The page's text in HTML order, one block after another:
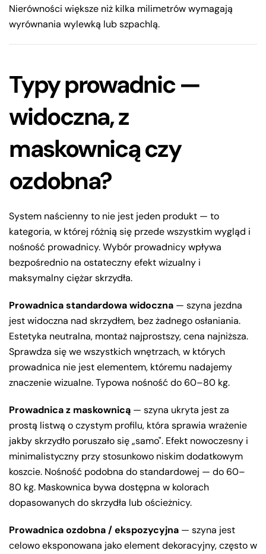
Nierówności większe niż kilka milimetrów wymagają
wyrównania wylewką lub szpachlą.
Typy prowadnic —
widoczna, z
maskownicą czy
ozdobna?
System naścienny to nie jest jeden produkt — to
kategoria, w której różnią się przede wszystkim wygląd i
nośność prowadnicy. Wybór prowadnicy wpływa
bezpośrednio na ostateczny efekt wizualny i
maksymalny ciężar skrzydła.
Prowadnica standardowa widoczna — szyna jezdna
jest widoczna nad skrzydłem, bez żadnego osłaniania.
Estetyka neutralna, montaż najprostszy, cena najniższa.
Sprawdza się we wszystkich wnętrzach, w których
prowadnica nie jest elementem, któremu nadajemy
znaczenie wizualne. Typowa nośność do 60–80 kg.
Prowadnica z maskownicą — szyna ukryta jest za
prostą listwą o czystym profilu, która sprawia wrażenie
jakby skrzydło poruszało się „samo". Efekt nowoczesny i
minimalistyczny przy stosunkowo niskim dodatkowym
koszcie. Nośność podobna do standardowej — do 60–
80 kg. Maskownica bywa dostępna w kolorach
dopasowanych do skrzydła lub ościeżnicy.
Prowadnica ozdobna / ekspozycyjna — szyna jest
celowo eksponowana jako element dekoracyjny, często w